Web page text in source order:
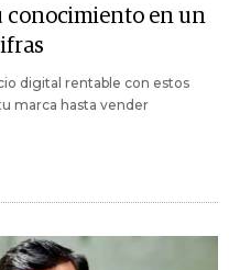
conocimiento en un
digital rentable con estos
marca hasta vender